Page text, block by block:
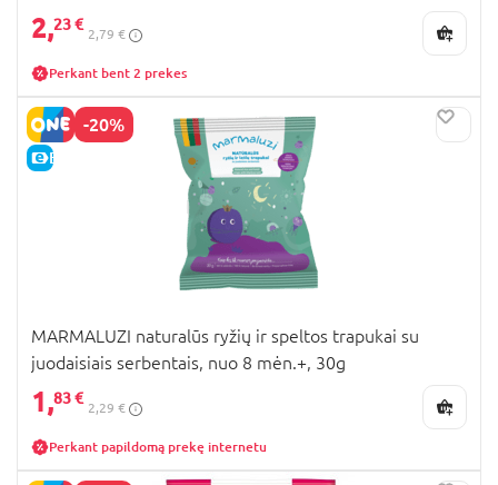
2,23 €
2,79 €
Perkant bent 2 prekes
-20%
E-KAINA
MARMALUZI naturalūs ryžių ir speltos trapukai su
juodaisiais serbentais, nuo 8 mėn.+, 30g
1,83 €
2,29 €
Perkant papildomą prekę internetu